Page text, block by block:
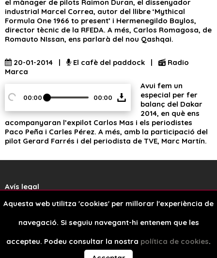
el mànager de pilots Raimon Duran, el dissenyador
industrial Marcel Correa, autor del llibre ‘Mythical
Formula One 1966 to present’ i Hermenegildo Baylos,
director tècnic de la RFEDA. A més, Carlos Romagosa, de
Romauto NIssan, ens parlarà del nou Qashqai.
20-01-2014 | El cafè del paddock |
Radio
Marca
00:00 00:00
Avui fem un
especial per fer
balanç del Dakar
2014, en què ens
acompanyaran l’expilot Carlos Mas i els periodistes
Paco Peña i Carles Pérez. A més, amb la participació del
pilot Gerard Farrés i del periodista de TVE, Marc Martín.
Avís legal
Disseny web
Aquesta web utilitza 'cookies' per millorar l'experiència de
navegació. Si seguiu navegant-hi entenem que les
accepteu. Podeu consultar la nostra política de cookies.